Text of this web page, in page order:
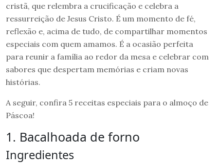
cristã, que relembra a crucificação e celebra a
ressurreição de Jesus Cristo. É um momento de fé,
reflexão e, acima de tudo, de compartilhar momentos
especiais com quem amamos. É a ocasião perfeita
para reunir a família ao redor da mesa e celebrar com
sabores que despertam memórias e criam novas
histórias.
A seguir, confira 5 receitas especiais para o almoço de
Páscoa!
1. Bacalhoada de forno
Ingredientes